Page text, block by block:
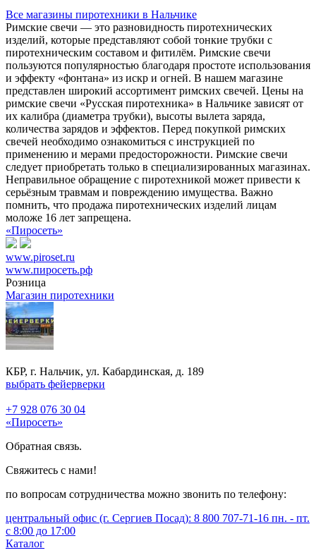
Все магазины пиротехники в Нальчике
Римские свечи — это разновидность пиротехнических
изделий, которые представляют собой тонкие трубки с
пиротехническим составом и фитилём. Римские свечи
пользуются популярностью благодаря простоте использования
и эффекту «фонтана» из искр и огней. В нашем магазине
представлен широкий ассортимент римских свечей. Цены на
римские свечи «Русская пиротехника» в Нальчике зависят от
их калибра (диаметра трубки), высоты вылета заряда,
количества зарядов и эффектов. Перед покупкой римских
свечей необходимо ознакомиться с инструкцией по
применению и мерами предосторожности. Римские свечи
следует приобретать только в специализированных магазинах.
Неправильное обращение с пиротехникой может привести к
серьёзным травмам и повреждению имущества. Важно
помнить, что продажа пиротехнических изделий лицам
моложе 16 лет запрещена.
«Пиросеть»
www.piroset.ru
www.пиросеть.рф
Розница
Магазин пиротехники
КБР, г. Нальчик, ул. Кабардинская, д. 189
выбрать фейерверки
+7 928 076 30 04
«Пиросеть»
Обратная связь.
Свяжитесь с нами!
по вопросам сотрудничества можно звонить по телефону:
центральный офис (г. Сергиев Посад): 8 800 707-71-16 пн. - пт.
с 8:00 до 17:00
Каталог